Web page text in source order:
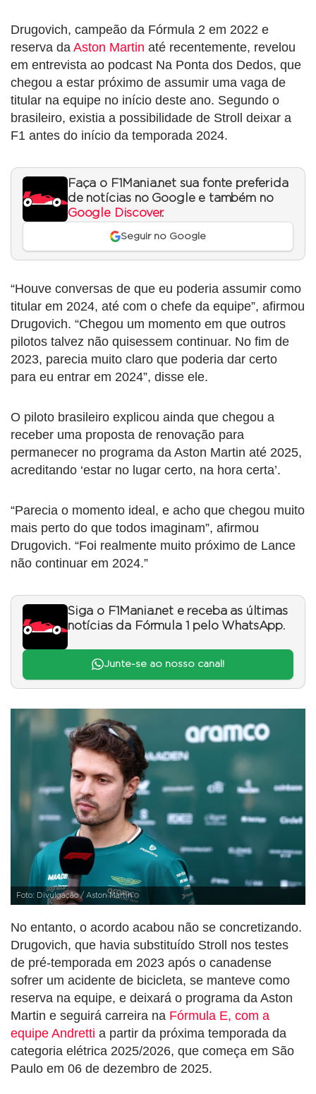
Drugovich, campeão da Fórmula 2 em 2022 e
reserva da Aston Martin até recentemente, revelou
em entrevista ao podcast Na Ponta dos Dedos, que
chegou a estar próximo de assumir uma vaga de
titular na equipe no início deste ano. Segundo o
brasileiro, existia a possibilidade de Stroll deixar a
F1 antes do início da temporada 2024.
Faça o F1Mania.net sua fonte preferida
de notícias no Google e também no
Google Discover.
Seguir no Google
“Houve conversas de que eu poderia assumir como
titular em 2024, até com o chefe da equipe”, afirmou
Drugovich. “Chegou um momento em que outros
pilotos talvez não quisessem continuar. No fim de
2023, parecia muito claro que poderia dar certo
para eu entrar em 2024”, disse ele.
O piloto brasileiro explicou ainda que chegou a
receber uma proposta de renovação para
permanecer no programa da Aston Martin até 2025,
acreditando ‘estar no lugar certo, na hora certa’.
“Parecia o momento ideal, e acho que chegou muito
mais perto do que todos imaginam”, afirmou
Drugovich. “Foi realmente muito próximo de Lance
não continuar em 2024.”
Siga o F1Mania.net e receba as últimas
notícias da Fórmula 1 pelo WhatsApp.
Junte-se ao nosso canal!
Foto: Divulgação / Aston Martin
No entanto, o acordo acabou não se concretizando.
Drugovich, que havia substituído Stroll nos testes
de pré-temporada em 2023 após o canadense
sofrer um acidente de bicicleta, se manteve como
reserva na equipe, e deixará o programa da Aston
Martin e seguirá carreira na Fórmula E, com a
equipe Andretti a partir da próxima temporada da
categoria elétrica 2025/2026, que começa em São
Paulo em 06 de dezembro de 2025.